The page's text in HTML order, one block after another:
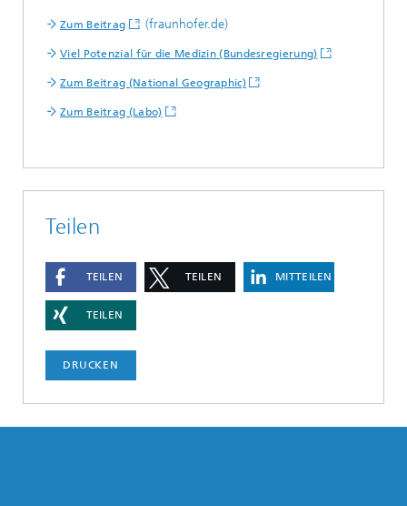
Zum Beitrag (fraunhofer.de)
Viel Potenzial für die Medizin (Bundesregierung)
Zum Beitrag (National Geographic)
Zum Beitrag (Labo)
Teilen
TEILEN TEILEN MITTEILEN
TEILEN
DRUCKEN